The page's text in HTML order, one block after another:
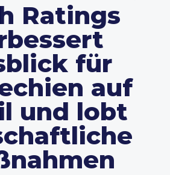
Ratings
für
auf
und lobt